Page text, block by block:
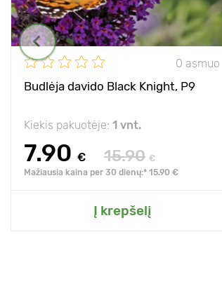
0 asmuo
Budlėja davido Black Knight, P9
Kiekis pakuotėje: 1 vnt.
7.90 € 15.90 €
Mažiausia kaina per 30 dienų:* 15.90 €
Į krepšelį